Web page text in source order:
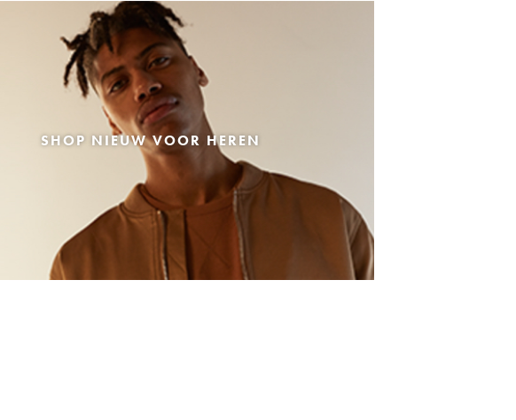
SHOP NIEUW VOOR HEREN